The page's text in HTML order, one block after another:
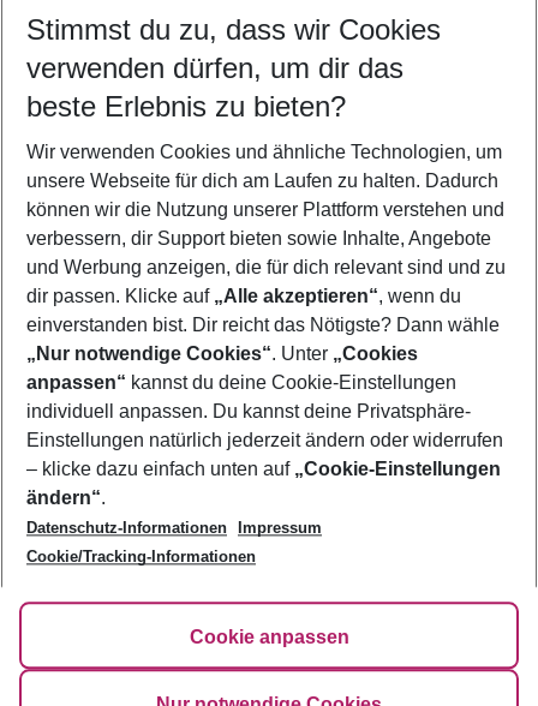
N-Regionen
Negril
Nord Male Atoll
N- Städte
Neapel
New Jersey
New York
Nizza
Novo Sancti Petri
Footer
Footer navigation
Über uns
AGB
Bestpreisgarantie
Cookie-Einstellungen ändern
Cookie-Richtlinie
Impressum
Agenturbetreuung
Barrierefreies Reisen
HanseMerkur Reiseversicherung
Hilfe & Kontakt
Folge uns
Stimmst du zu, dass wir Cookies
verwenden dürfen, um dir das
beste Erlebnis zu bieten?
Wir verwenden Cookies und ähnliche Technologien, um
unsere Webseite für dich am Laufen zu halten. Dadurch
können wir die Nutzung unserer Plattform verstehen und
verbessern, dir Support bieten sowie Inhalte, Angebote
und Werbung anzeigen, die für dich relevant sind und zu
dir passen. Klicke auf „Alle akzeptieren“, wenn du
einverstanden bist. Dir reicht das Nötigste? Dann wähle
„Nur notwendige Cookies“. Unter „Cookies
anpassen“ kannst du deine Cookie-Einstellungen
individuell anpassen. Du kannst deine Privatsphäre-
Einstellungen natürlich jederzeit ändern oder widerrufen
– klicke dazu einfach unten auf „Cookie-Einstellungen
ändern“.
Datenschutz-Informationen
Impressum
Cookie/Tracking-Informationen
Cookie anpassen